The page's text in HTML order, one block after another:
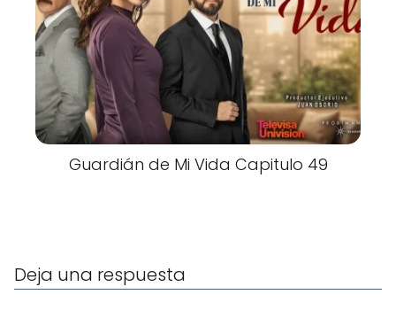
Guardián de Mi Vida Capitulo 49
Deja una respuesta